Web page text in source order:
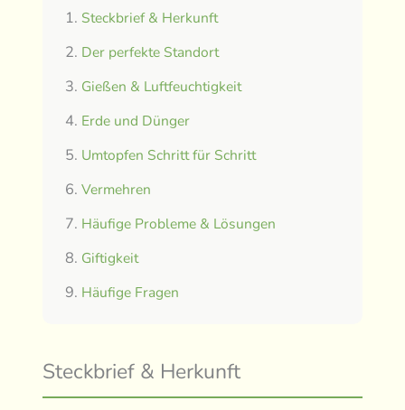
Steckbrief & Herkunft
Der perfekte Standort
Gießen & Luftfeuchtigkeit
Erde und Dünger
Umtopfen Schritt für Schritt
Vermehren
Häufige Probleme & Lösungen
Giftigkeit
Häufige Fragen
Steckbrief & Herkunft